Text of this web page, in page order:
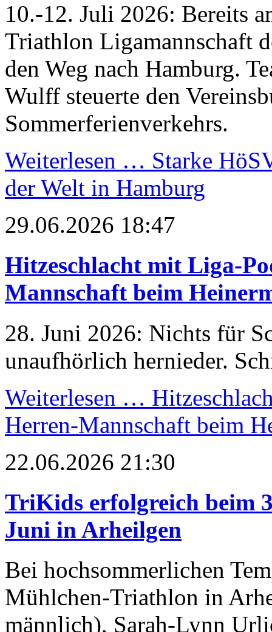
10.-12. Juli 2026: Bereits
Triathlon Ligamannschaft
den Weg nach Hamburg.
Wulff steuerte den
Sommerferienverkehrs.
Weiterlesen … Starke
der Welt in Hamburg
29.06.2026 18:47
Hitzeschlacht mit Liga-
Mannschaft beim
28. Juni 2026: Nichts für
unaufhörlich hernieder.
Weiterlesen …
Herren-Mannschaft beim
22.06.2026 21:30
TriKids erfolgreich beim
Juni in Arheilgen
Bei hochsommerlichen
Mühlchen-Triathlon in
männlich), Sarah-Lynn